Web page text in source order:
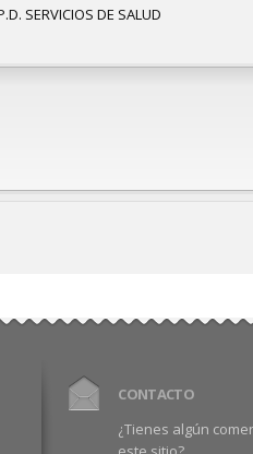
SERVICIOS DE SALUD
CONTACTO
¿Tienes algún